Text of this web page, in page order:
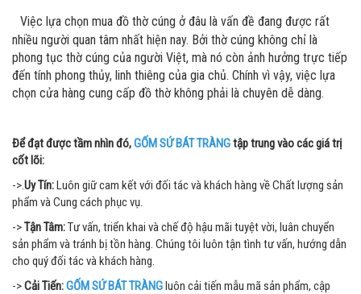
Việc lựa chọn mua đồ thờ cúng ở đâu là vấn đề đang được rất
nhiều người quan tâm nhất hiện nay. Bởi thờ cúng không chỉ là
phong tục thờ cúng của người Việt, mà nó còn ảnh hưởng trực tiếp
đến tính phong thủy, linh thiêng của gia chủ. Chính vì vậy, việc lựa
chọn cửa hàng cung cấp đồ thờ không phải là chuyên dễ dàng.
Để đạt được tầm nhìn đó,GỐM SỨ BÁT TRÀNGtập trung vào các giá trị
cốt lõi:
->.Uy Tín:Luôn giữ cam kết với đối tác và khách hàng về Chất lượng sản
phẩm và Cung cách phục vụ.
->Tận Tâm:Tư vấn, triển khai và chế độ hậu mãi tuyệt vời, luân chuyển
sản phẩm và tránh bị tồn hàng. Chúng tôi luôn tận tình tư vấn, hướng dẫn
cho quý đối tác và khách hàng.
->Cải Tiến:GỐM SỨ BÁT TRÀNGluôn cải tiến mẫu mã sản phẩm, cập